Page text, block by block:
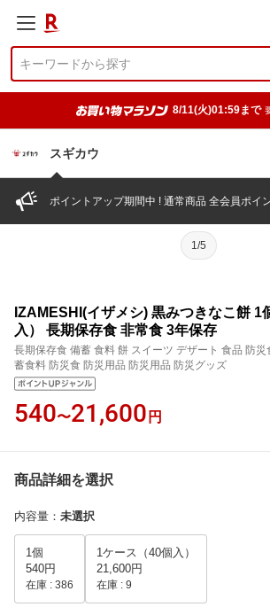
8/11(火)01:59まで
スギカウ
ポイントアップ期間中 ! 通常商品 全会員ポイ
1/5
IZAMESHI(イザメシ) 黒みつきなこ餅 1
入） 長期保存食 非常食 3年保存
長期保存食 備蓄 食料 餅 スイーツ デザート 食品 防
蓄食料 防災食 防災用品 防災用品 防災グッズ
540〜21,600 円
商品詳細を選択
内容量 ： 未選択
1個
540円
在庫 : 386
1ケース（40個入）
21,600円
在庫 : 9